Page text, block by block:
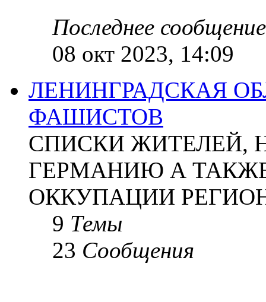
Последнее сообщение
08 окт 2023, 14:09
ЛЕНИНГРАДСКАЯ
ФАШИСТОВ
СПИСКИ ЖИТЕЛЕЙ,
ГЕРМАНИЮ А
ОККУПАЦИИ
9 Темы
23 Сообщения